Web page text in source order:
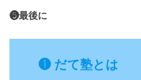
❺最後に
❶ だて塾とは